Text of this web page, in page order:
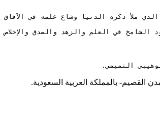
في العلم والزهد والصدق
التميمي.